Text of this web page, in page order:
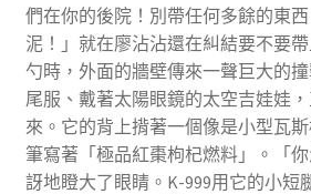
們在你的後院！別帶任何多餘的東
泥！」就在廖沾沾還在糾結要不要
勺時，外面的牆壁傳來一聲巨大的
尾服、戴著太陽眼鏡的太空吉娃娃
來。它的背上揹著一個像是小型瓦
筆寫著「極品紅棗枸杞燃料」。「
訝地瞪大了眼睛。K-999用它的小短